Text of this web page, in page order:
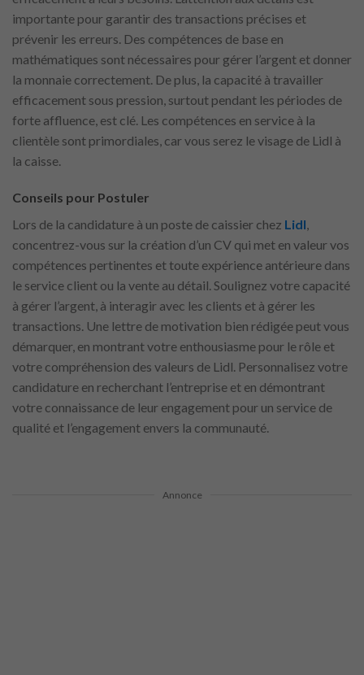
importante pour garantir des transactions précises et
prévenir les erreurs. Des compétences de base en
mathématiques sont nécessaires pour gérer l’argent et donner
la monnaie correctement. De plus, la capacité à travailler
efficacement sous pression, surtout pendant les périodes de
forte affluence, est clé. Les compétences en service à la
clientèle sont primordiales, car vous serez le visage de Lidl à
la caisse.
Conseils pour Postuler
Lors de la candidature à un poste de caissier chez Lidl,
concentrez-vous sur la création d’un CV qui met en valeur vos
compétences pertinentes et toute expérience antérieure dans
le service client ou la vente au détail. Soulignez votre capacité
à gérer l’argent, à interagir avec les clients et à gérer les
transactions. Une lettre de motivation bien rédigée peut vous
démarquer, en montrant votre enthousiasme pour le rôle et
votre compréhension des valeurs de Lidl. Personnalisez votre
candidature en recherchant l’entreprise et en démontrant
votre connaissance de leur engagement pour un service de
qualité et l’engagement envers la communauté.
Annonce